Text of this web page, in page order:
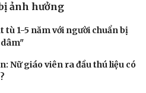
ảnh hưởng
tù 1-5 năm với người chuẩn bị
Nữ giáo viên ra đầu thú liệu có